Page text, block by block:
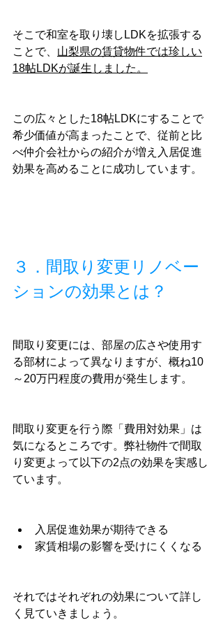
そこで和室を取り壊しLDKを拡張する
ことで、 山梨県の賃貸物件では珍しい
18帖LDKが誕生しました。
この広々とした18帖LDKにすることで
希少価値が高まったことで、従前と比
べ仲介会社からの紹介が増え入居促進
効果を高めることに成功しています。
３．間取り変更リノベー
ションの効果とは？
間取り変更には、部屋の広さや使用す
る部材によって異なりますが、概ね10
～20万円程度の費用が発生します。
間取り変更を行う際「費用対効果」は
気になるところです。弊社物件で間取
り変更よって以下の2点の効果を実感し
ています。
入居促進効果が期待できる
家賃相場の影響を受けにくくなる
それではそれぞれの効果について詳し
く見ていきましょう。